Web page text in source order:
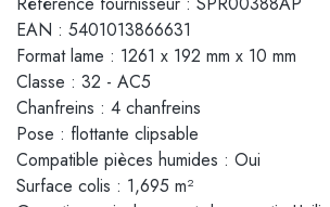
EAN : 5401013866631
Format lame : 1261 x 192 mm x 10 mm
Classe : 32 - AC5
Chanfreins : 4 chanfreins
Pose : flottante clipsable
Compatible pièces humides : Oui
Surface colis : 1,695 m²